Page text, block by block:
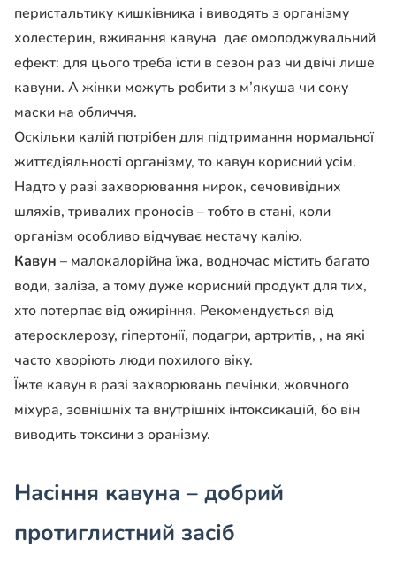
перистальтику кишківника і виводять з організму
холестерин, вживання кавуна дає омолоджувальний
ефект: для цього треба їсти в сезон раз чи двічі лише
кавуни. А жінки можуть робити з м’якуша чи соку
маски на обличчя.
Оскільки калій потрібен для підтримання нормальної
життєдіяльності організму, то кавун корисний усім.
Надто у разі захворювання нирок, сечовивідних
шляхів, тривалих проносів – тобто в стані, коли
організм особливо відчуває нестачу калію.
Кавун – малокалорійна їжа, водночас містить багато
води, заліза, а тому дуже корисний продукт для тих,
хто потерпає від ожиріння. Рекомендується від
атеросклерозу, гіпертонії, подагри, артритів, , на які
часто хворіють люди похилого віку.
Їжте кавун в разі захворювань печінки, жовчного
міхура, зовнішніх та внутрішніх інтоксикацій, бо він
виводить токсини з оранізму.
Насіння кавуна – добрий
протиглистний засіб